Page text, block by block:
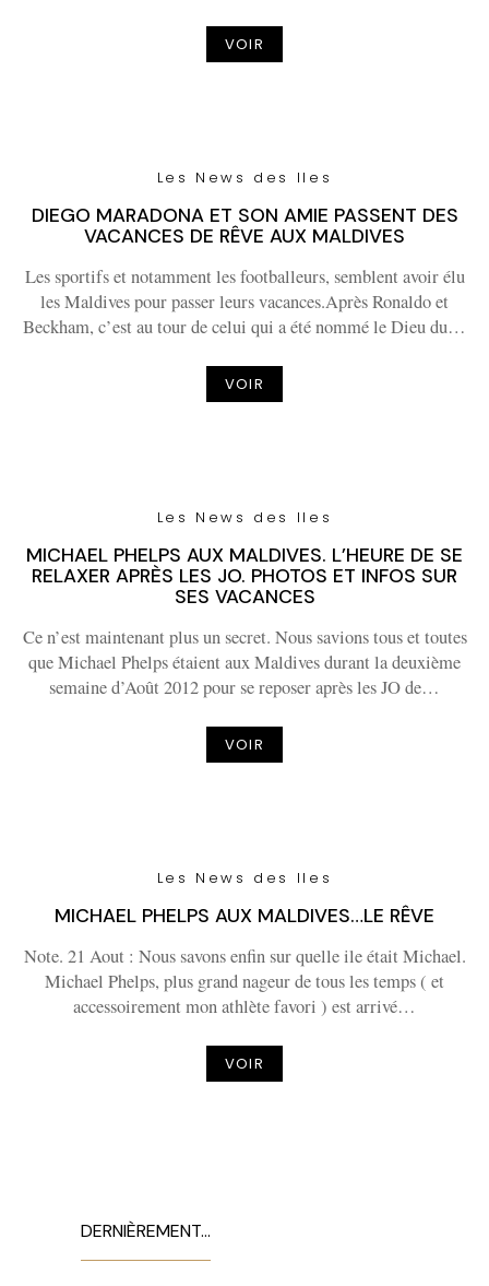
VOIR
Les News des Iles
DIEGO MARADONA ET SON AMIE PASSENT DES
VACANCES DE RÊVE AUX MALDIVES
Les sportifs et notamment les footballeurs, semblent avoir élu
les Maldives pour passer leurs vacances.Après Ronaldo et
Beckham, c’est au tour de celui qui a été nommé le Dieu du…
VOIR
Les News des Iles
MICHAEL PHELPS AUX MALDIVES. L’HEURE DE SE
RELAXER APRÈS LES JO. PHOTOS ET INFOS SUR
SES VACANCES
Ce n’est maintenant plus un secret. Nous savions tous et toutes
que Michael Phelps étaient aux Maldives durant la deuxième
semaine d’Août 2012 pour se reposer après les JO de…
VOIR
Les News des Iles
MICHAEL PHELPS AUX MALDIVES…LE RÊVE
Note. 21 Aout : Nous savons enfin sur quelle ile était Michael.
Michael Phelps, plus grand nageur de tous les temps ( et
accessoirement mon athlète favori ) est arrivé…
VOIR
DERNIÈREMENT…